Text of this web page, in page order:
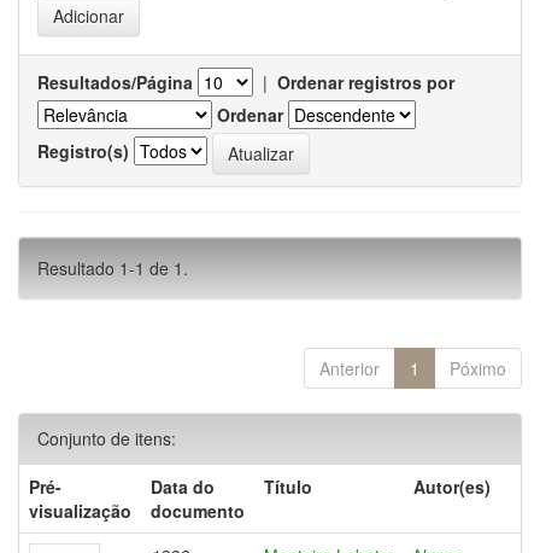
Resultados/Página | Ordenar registros por
Ordenar
Registro(s)
Resultado 1-1 de 1.
Anterior 1 Póximo
Conjunto de itens:
Pré-
visualização
Data do
documento
Título Autor(es)